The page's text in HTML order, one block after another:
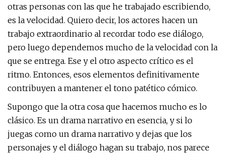
otras personas con las que he trabajado escribiendo,
es la velocidad. Quiero decir, los actores hacen un
trabajo extraordinario al recordar todo ese diálogo,
pero luego dependemos mucho de la velocidad con la
que se entrega. Ese y el otro aspecto crítico es el
ritmo. Entonces, esos elementos definitivamente
contribuyen a mantener el tono patético cómico.
Supongo que la otra cosa que hacemos mucho es lo
clásico. Es un drama narrativo en esencia, y si lo
juegas como un drama narrativo y dejas que los
personajes y el diálogo hagan su trabajo, nos parece